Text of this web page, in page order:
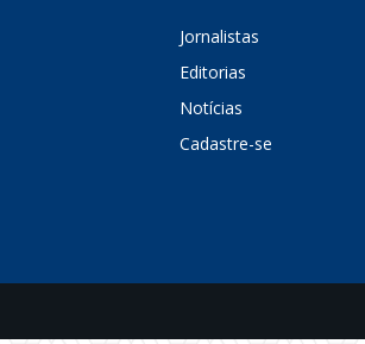
Jornalistas
Editorias
Notícias
Cadastre-se